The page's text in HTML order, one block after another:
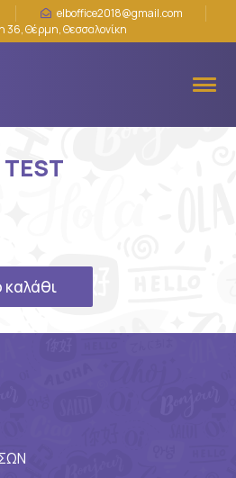
elboffice2018@gmail.com
36, Θέρμη, Θεσσαλονίκη
TEST